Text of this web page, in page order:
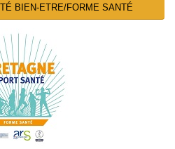
BIEN-ETRE/FORME SANTÉ